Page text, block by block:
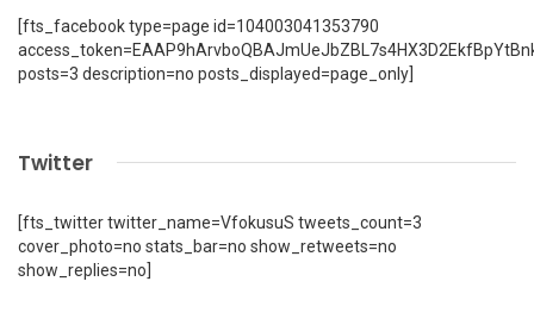
[fts_facebook type=page id=104003041353790
posts=3 description=no posts_displayed=page_only]
Twitter
[fts_twitter twitter_name=VfokusuS tweets_count=3
cover_photo=no stats_bar=no show_retweets=no
show_replies=no]